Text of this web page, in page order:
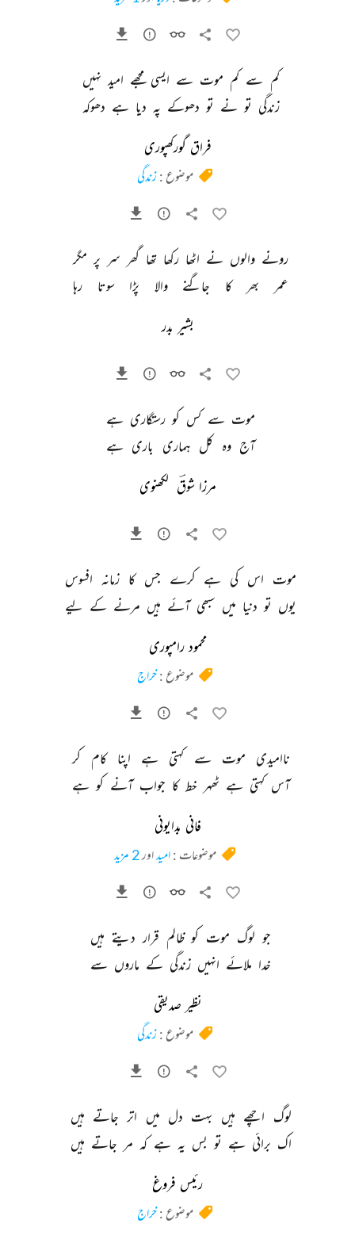
کم سے کم موت سے ایسی مجھے امید نہیں
زندگی تو نے تو دھوکے پہ دیا ہے دھوکہ
فراق گورکھپوری
موضوع :زندگی
رونے والوں نے اٹھا رکھا تھا گھر سر پر مگر
عمر
بھر کا جاگنے والا پڑا سوتا رہا
بشیر بدر
موت سے کس کو رستگاری ہے
آج وہ کل ہماری باری ہے
مرزا شوقؔ لکھنوی
موت اس کی ہے کرے جس کا زمانہ افسوس
یوں تو دنیا میں سبھی آئے ہیں مرنے کے لیے
محمود رامپوری
موضوع :خراج
ناامیدی موت سے کہتی ہے اپنا کام
کر
آس کہتی ہے ٹھہر خط کا جواب آنے کو ہے
فانی بدایونی
موضوعات :امیداور2 مزید
جو لوگ موت کو ظالم قرار دیتے ہیں
خدا ملائے انہیں زندگی کے ماروں سے
نظیر صدیقی
موضوع :زندگی
لوگ اچھے ہیں بہت دل میں اتر جاتے ہیں
اک برائی ہے تو بس یہ ہے کہ مر جاتے ہیں
رئیس فروغ
موضوع :خراج